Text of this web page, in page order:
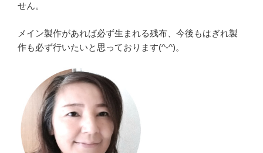
せん。
メイン製作があれば必ず生まれる残布、今後もはぎれ製
作も必ず行いたいと思っております(^-^)。